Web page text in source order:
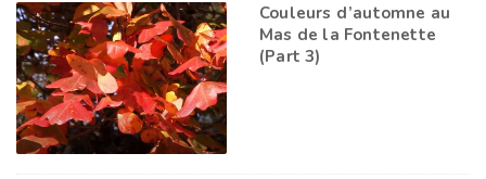
Couleurs d’automne au
Mas de la Fontenette
(Part 3)